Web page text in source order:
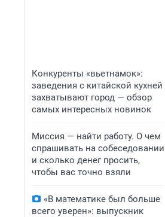
Конкуренты «вьетнамок»:
заведения с китайской кухней
захватывают город — обзор
самых интересных новинок
Миссия — найти работу. О чем
спрашивать на собеседовании
и сколько денег просить,
чтобы вас точно взяли
«В математике был больше
всего уверен»: выпускник